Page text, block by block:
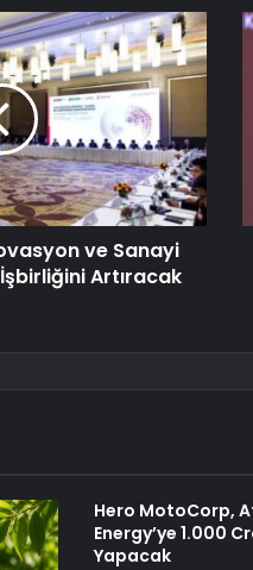
ve Sanayi
Artıracak
Hero MotoCorp,
Energy’ye 1.000
Yapacak